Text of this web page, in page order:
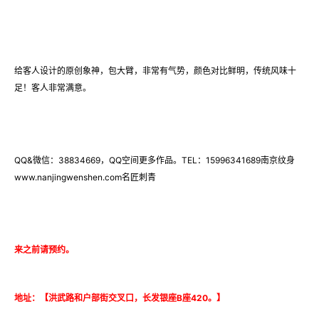
给客人设计的原创象神，包大臂，非常有气势，颜色对比鲜明，传统风味十
足！客人非常满意。
QQ&微信：38834669，QQ空间更多作品。TEL：15996341689南京纹身
www.nanjingwenshen.com名匠刺青
来之前请预约。
地址：【洪武路和户部街交叉口，长发银座B座420。】